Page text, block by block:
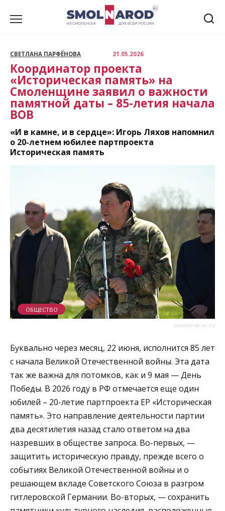
СВЕТЛАНА ПАРФЁНОВА 21.05.2026
Координатор проекта
«Историческая память» на
Смоленщине заявил о важности
памятной даты – 85-летия начала
ВОВ
«И в камне, и в сердце»: Игорь Ляхов напомнил
о 20-летнем юбилее партпроекта
Историческая память
smolensk.er.ru
ОБЩЕСТВО
Буквально через месяц, 22 июня, исполнится 85 лет
с начала Великой Отечественной войны. Эта дата
так же важна для потомков, как и 9 мая — День
Победы. В 2026 году в РФ отмечается еще один
юбилей – 20-летие партпроекта ЕР «Историческая
память». Это направление деятельности партии
два десятилетия назад стало ответом на два
назревших в обществе запроса. Во-первых, —
защитить историческую правду, прежде всего о
событиях Великой Отечественной войны и о
решающем вкладе Советского Союза в разгром
гитлеровской Германии. Во-вторых, — сохранить